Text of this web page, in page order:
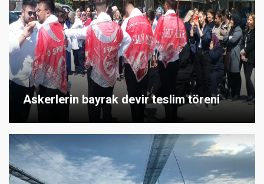
Askerlerin bayrak devir teslim töreni